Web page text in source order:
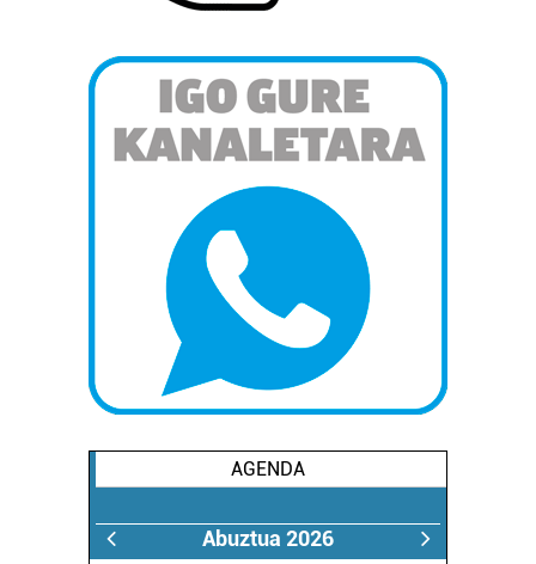
AGENDA
Abuztua 2026